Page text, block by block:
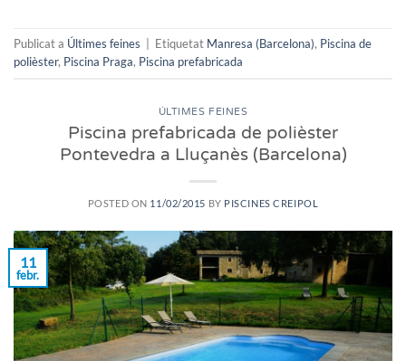
Publicat a Últimes feines Etiquetat Manresa (Barcelona), Piscina de
polièster, Piscina Praga, Piscina prefabricada
ÚLTIMES FEINES
Piscina prefabricada de polièster
Pontevedra a Lluçanès (Barcelona)
POSTED ON 11/02/2015 BY PISCINES CREIPOL
11
febr.